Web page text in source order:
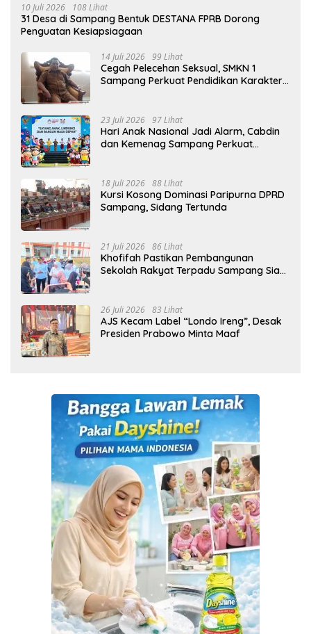
10 Juli 2026 108 Lihat
31 Desa di Sampang Bentuk DESTANA FPRB Dorong
Penguatan Kesiapsiagaan
14 Juli 2026 99 Lihat
Cegah Pelecehan Seksual, SMKN 1
Sampang Perkuat Pendidikan Karakter
23 Juli 2026 97 Lihat
Hari Anak Nasional Jadi Alarm, Cabdin
dan Kemenag Sampang Perkuat
18 Juli 2026 88 Lihat
Kursi Kosong Dominasi Paripurna DPRD
Sampang, Sidang Tertunda
21 Juli 2026 86 Lihat
Khofifah Pastikan Pembangunan
Sekolah Rakyat Terpadu Sampang Siap
26 Juli 2026 83 Lihat
AJS Kecam Label “Londo Ireng”, Desak
Presiden Prabowo Minta Maaf